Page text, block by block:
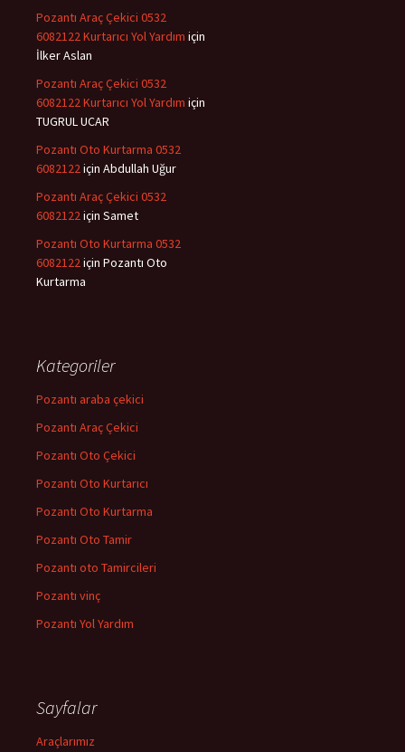
Pozantı Araç Çekici 0532
6082122 Kurtarıcı Yol Yardım için
İlker Aslan
Pozantı Araç Çekici 0532
6082122 Kurtarıcı Yol Yardım için
TUGRUL UCAR
Pozantı Oto Kurtarma 0532
6082122için Abdullah Uğur
Pozantı Araç Çekici 0532
6082122için Samet
Pozantı Oto Kurtarma 0532
6082122için Pozantı Oto
Kurtarma
Kategoriler
Pozantı araba çekici
Pozantı Araç Çekici
Pozantı Oto Çekici
Pozantı Oto Kurtarıcı
Pozantı Oto Kurtarma
Pozantı Oto Tamir
Pozantı oto Tamircileri
Pozantı vinç
Pozantı Yol Yardım
Sayfalar
Araçlarımız